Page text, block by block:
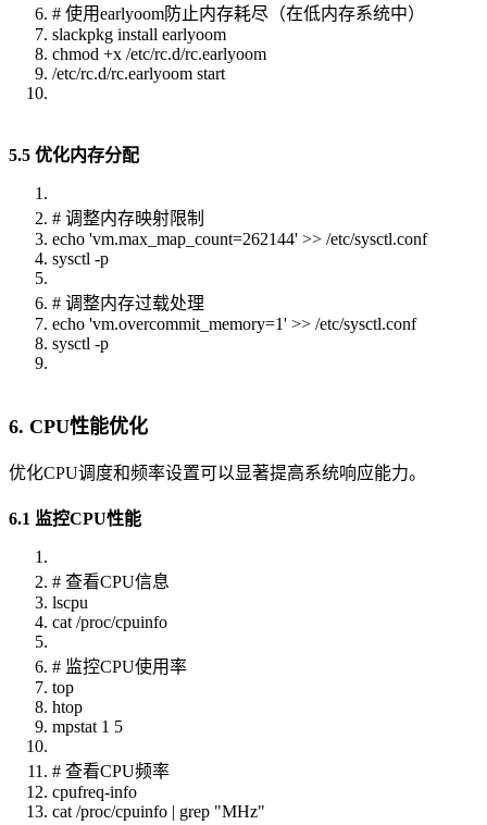
# 使用earlyoom防止内存耗尽（在低内存系统中）
slackpkg install earlyoom
chmod +x /etc/rc.d/rc.earlyoom
/etc/rc.d/rc.earlyoom start
5.5 优化内存分配
# 调整内存映射限制
echo 'vm.max_map_count=262144' >> /etc/sysctl.conf
sysctl -p
# 调整内存过载处理
echo 'vm.overcommit_memory=1' >> /etc/sysctl.conf
sysctl -p
6. CPU性能优化
优化CPU调度和频率设置可以显著提高系统响应能力。
6.1 监控CPU性能
# 查看CPU信息
lscpu
cat /proc/cpuinfo
# 监控CPU使用率
top
htop
mpstat 1 5
# 查看CPU频率
cpufreq-info
cat /proc/cpuinfo | grep "MHz"